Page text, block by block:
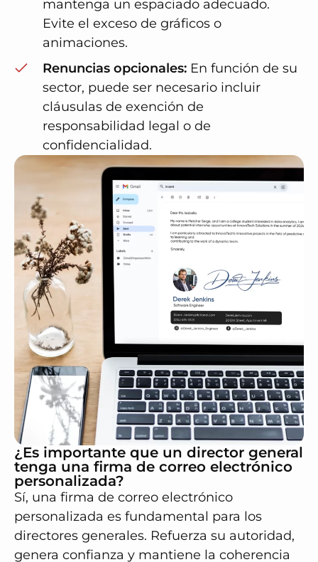
mantenga un espaciado adecuado.
Evite el exceso de gráficos o
animaciones.
Renuncias opcionales:En función de su
sector, puede ser necesario incluir
cláusulas de exención de
responsabilidad legal o de
confidencialidad.
¿Es importante que un director general
tenga una firma de correo electrónico
personalizada?
Sí, una firma de correo electrónico
personalizada es fundamental para los
directores generales. Refuerza su autoridad,
genera confianza y mantiene la coherencia